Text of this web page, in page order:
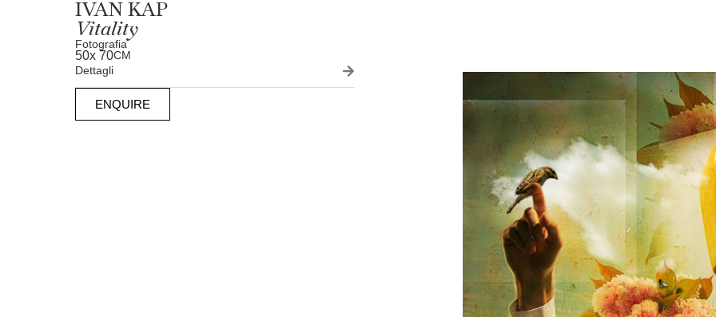
IVAN KAP
Vitality
Fotografia
50x 70CM
Dettagli
ENQUIRE